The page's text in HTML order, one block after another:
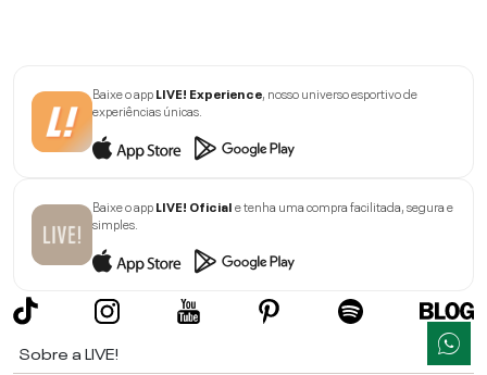
Baixe o appLIVE! Experience, nosso universo esportivo de
experiências únicas.
Baixe o appLIVE! Oficiale tenha uma compra facilitada, segura e
simples.
Sobre a LIVE!